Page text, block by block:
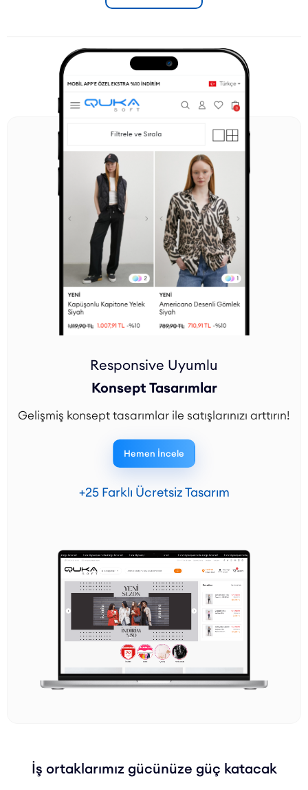
Responsive Uyumlu
Konsept Tasarımlar
Gelişmiş konsept tasarımlar ile satışlarınızı arttırın!
Hemen İncele
+25 Farklı Ücretsiz Tasarım
İş ortaklarımız gücünüze güç katacak